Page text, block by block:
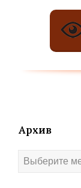
Архив
Архив